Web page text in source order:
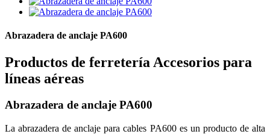
Abrazadera de anclaje PA600
Productos de ferretería Accesorios para
líneas aéreas
Abrazadera de anclaje PA600
La abrazadera de anclaje para cables PA600 es un producto de alta